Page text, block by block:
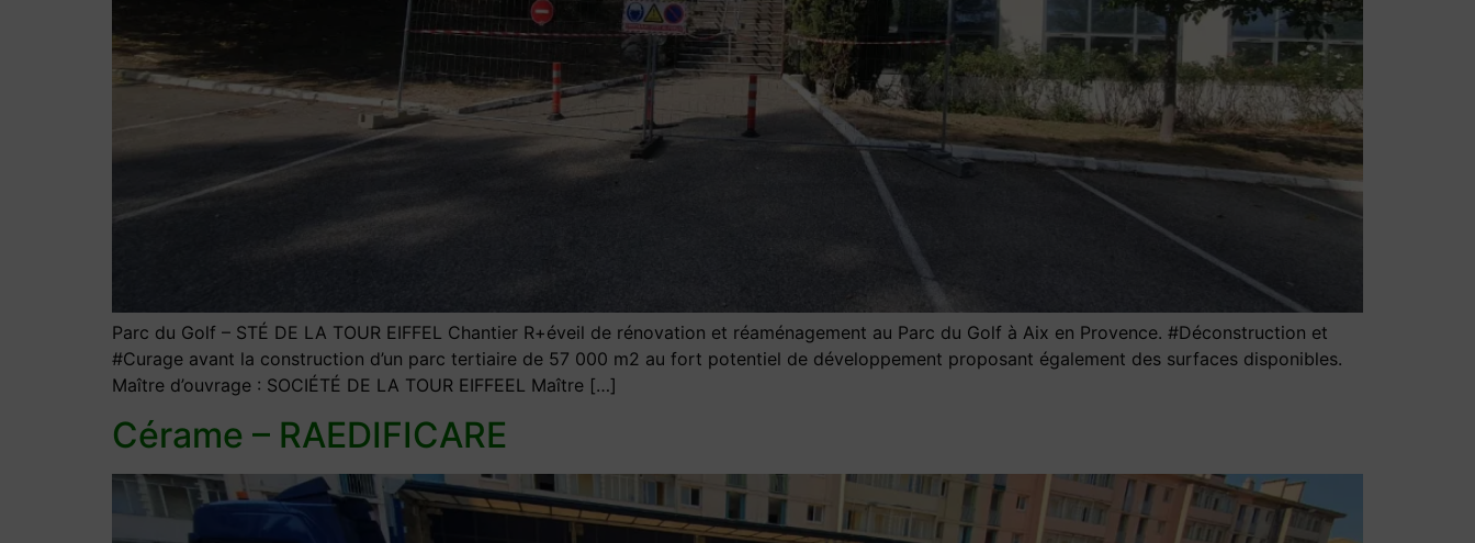
Parc du Golf – STÉ DE LA TOUR EIFFEL Chantier R+éveil de rénovation et réaménagement au Parc du Golf à Aix en Provence. #Déconstruction et
#Curage avant la construction d’un parc tertiaire de 57 000 m2 au fort potentiel de développement proposant également des surfaces disponibles.
Maître d’ouvrage : SOCIÉTÉ DE LA TOUR EIFFEEL Maître […]
Cérame – RAEDIFICARE